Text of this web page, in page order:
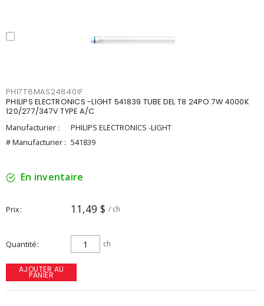
PHI7T8MAS24840IF
PHILIPS ELECTRONICS -LIGHT 541839 TUBE DEL T8 24PO 7W 4000K
120/277/347V TYPE A/C
Manufacturier :
PHILIPS ELECTRONICS -LIGHT
# Manufacturier : 541839
En inventaire
Prix 11,49 $ / ch
Quantité ch
AJOUTER AU
PANIER